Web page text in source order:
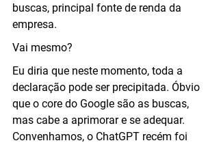
buscas, principal fonte de renda da
empresa.
Vai mesmo?
Eu diria que neste momento, toda a
declaração pode ser precipitada. Óbvio
que o core do Google são as buscas,
mas cabe a aprimorar e se adequar.
Convenhamos, o ChatGPT recém foi